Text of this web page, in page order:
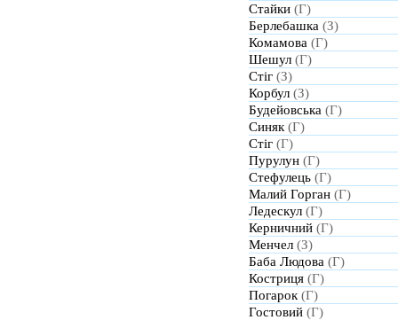
Стайки (Г)
Берлебашка (З)
Комамова (Г)
Шешул (Г)
Стіг (З)
Корбул (З)
Будейовська (Г)
Синяк (Г)
Стіг (Г)
Пурулун (Г)
Стефулець (Г)
Малий Горган (Г)
Ледескул (Г)
Керничний (Г)
Менчел (З)
Баба Людова (Г)
Костриця (Г)
Погарок (Г)
Гостовий (Г)